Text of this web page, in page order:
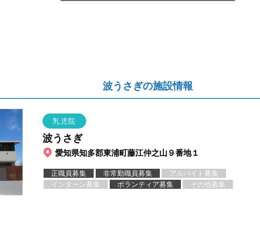
波うさぎの施設情報
乳児院
波うさぎ
愛知県知多郡東浦町藤江仲之山９番地１
正職員募集 非常勤職員募集
アルバイト募集
インターン募集
ボランティア募集 その他募集